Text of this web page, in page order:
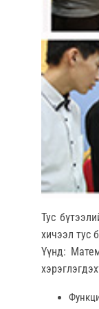
Тус
хичээл тус
Үүнд: